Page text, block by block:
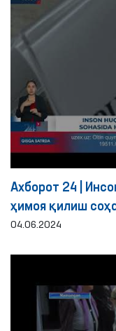
Ахборот 24 |
ҳимоя қилиш
кенгаймоқда
04.06.2024